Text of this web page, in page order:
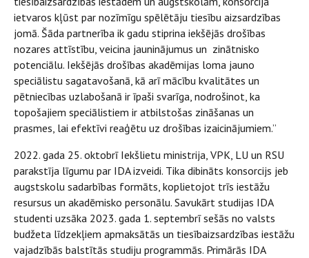
ietvaros kļūst par nozīmīgu spēlētāju tiesību aizsardzības
jomā. Šāda partnerība ik gadu stiprina iekšējās drošības
nozares attīstību, veicina jauninājumus un zinātnisko
potenciālu. Iekšējās drošības akadēmijas loma jauno
speciālistu sagatavošanā, kā arī mācību kvalitātes un
pētniecības uzlabošanā ir īpaši svarīga, nodrošinot, ka
topošajiem speciālistiem ir atbilstošas zināšanas un
prasmes, lai efektīvi reaģētu uz drošības izaicinājumiem.”
2022. gada 25. oktobrī Iekšlietu ministrija, VPK, LU un RSU
parakstīja līgumu par IDA izveidi. Tika dibināts konsorcijs jeb
augstskolu sadarbības formāts, koplietojot trīs iestāžu
resursus un akadēmisko personālu. Savukārt studijas IDA
studenti uzsāka 2023. gada 1. septembrī sešās no valsts
budžeta līdzekļiem apmaksātās un tiesībaizsardzības iestāžu
vajadzībās balstītās studiju programmās. Primārās IDA